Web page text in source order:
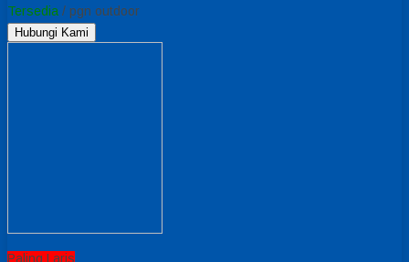
Tersedia / pgn outdoor
Hubungi Kami
Paling Laris